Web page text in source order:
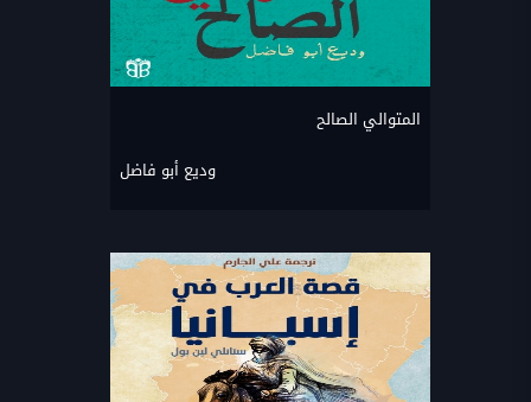
المتوالي الصالح
وديع أبو فاضل